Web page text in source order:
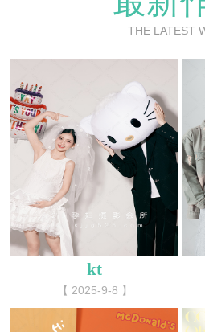
THE LATEST
kt
【 2025-9-8 】